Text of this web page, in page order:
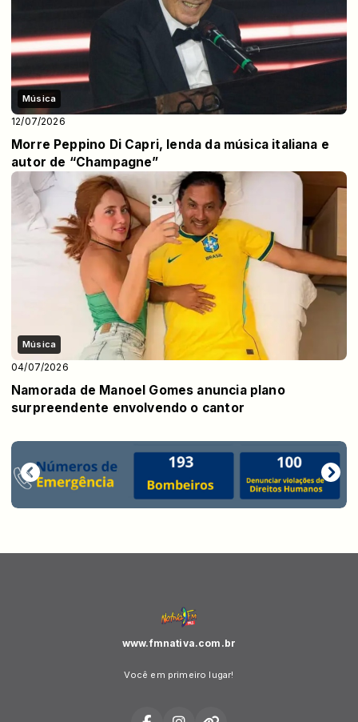
Música
12/07/2026
Morre Peppino Di Capri, lenda da música italiana e
autor de “Champagne”
Música
04/07/2026
Namorada de Manoel Gomes anuncia plano
surpreendente envolvendo o cantor
www.fmnativa.com.br
Você em primeiro lugar!